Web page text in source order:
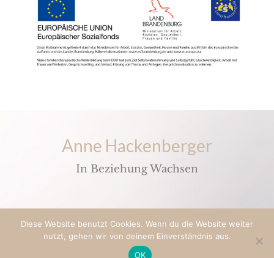
Anne Hackenberger
In Beziehung Wachsen
© 2021 Anne Hackenberger
Impressum & Datenschutz IAGB I Design byHerzzentriert
Design
Diese Website benutzt Cookies. Wenn du die Website weiter
nutzt, gehen wir von deinem Einverständnis aus.
OK